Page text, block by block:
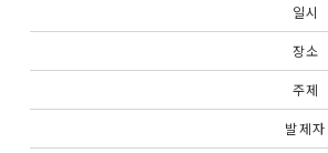
일 시
장 소
주 제
발 제 자